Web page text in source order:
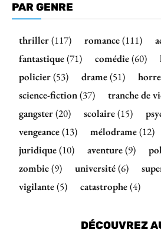
PAR GENRE
thriller(117) romance(111)
fantastique(71) comédie(60)
policier(53) drame(51)
science-fiction(37) tranche de
gangster(20) scolaire(15)
vengeance(13) mélodrame(12)
juridique(10) aventure(9)
zombie(9) université(6)
vigilante(5) catastrophe(4)
DÉCOUVREZ